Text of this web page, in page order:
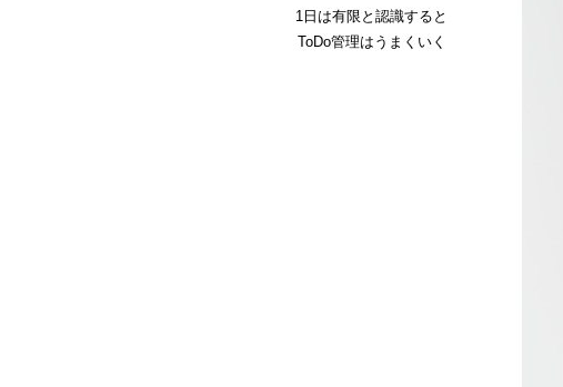
1日は有限と認識すると
ToDo管理はうまくいく